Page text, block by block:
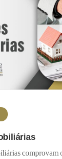
comprovam